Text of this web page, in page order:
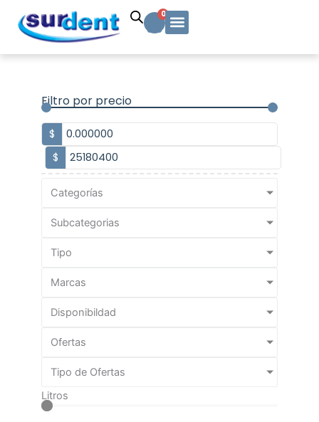
contenido
0
Carrito
Filtro por precio
$
$
Categorías
Subcategorias
Tipo
Marcas
Disponibildad
Ofertas
Tipo de Ofertas
Litros